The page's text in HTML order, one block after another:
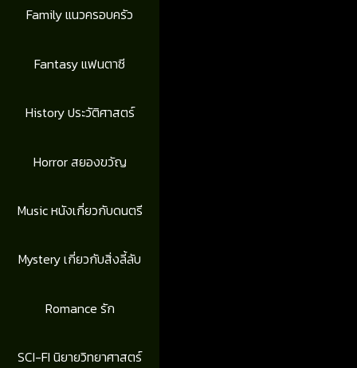
Family แนวครอบครัว
Fantasy แฟนตาซี
History ประวัติศาสตร์
Horror สยองขวัญ
Music หนังเกี่ยวกับดนตรี
Mystery เกี่ยวกับสิ่งลี้ลับ
Romance รัก
SCI-FI นิยายวิทยาศาสตร์